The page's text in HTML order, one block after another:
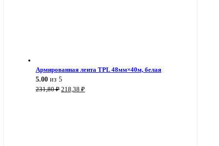
Армированная лента TPL 48мм×40м, белая
5.00 из 5
231,80₽ Первоначальная
218,38 ₽